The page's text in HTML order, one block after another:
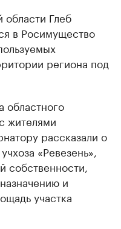
Глеб
в Росимущество
региона под
областного
жителями
рассказали о
«Ревезень»,
собственности,
и
участка